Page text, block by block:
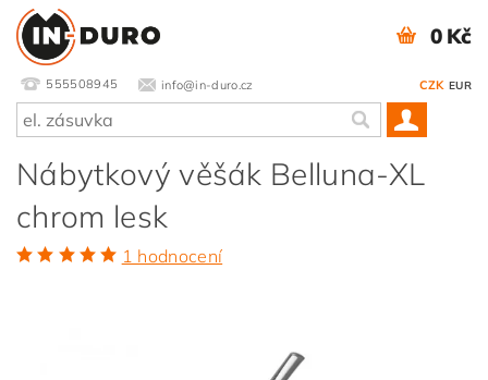
555508945 info@in-duro.cz CZK EUR
0 Kč
Nábytkový věšák Belluna-XL
chrom lesk
1 hodnocení